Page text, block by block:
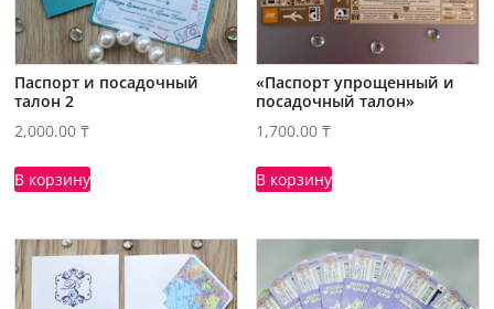
Паспорт и посадочный
талон 2
2,000.00₸
В корзину
«Паспорт упрощенный и
посадочный талон»
1,700.00₸
В корзину